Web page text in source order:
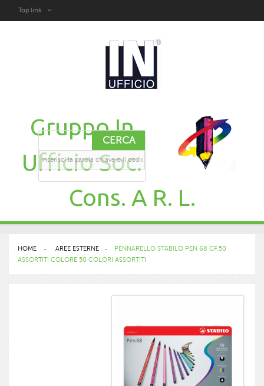
Top link
Gruppo In
Ufficio Soc.
Cons. A R. L.
CERCA
HOME > AREE ESTERNE >
PENNARELLO STABILO PEN 68 CF.50
ASSORTITI COLORE 50 COLORI ASSORTITI